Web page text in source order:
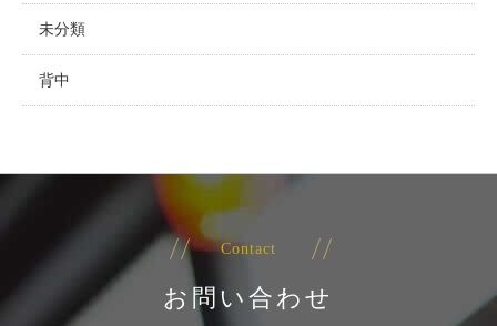
未分類
背中
Contact
お問い合わせ